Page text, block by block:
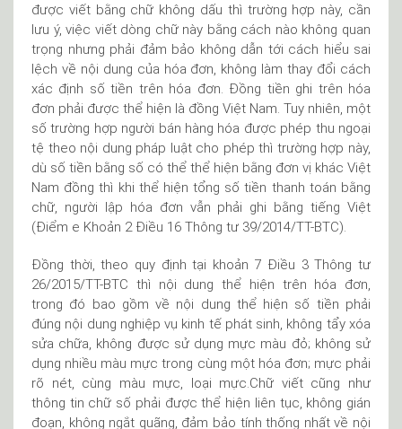
được viết bằng chữ không dấu thì trường hợp này, cần
lưu ý, việc viết dòng chữ này bằng cách nào không quan
trọng nhưng phải đảm bảo không dẫn tới cách hiểu sai
lệch về nội dung của hóa đơn, không làm thay đổi cách
xác định số tiền trên hóa đơn. Đồng tiền ghi trên hóa
đơn phải được thể hiện là đồng Việt Nam. Tuy nhiên, một
số trường hợp người bán hàng hóa được phép thu ngoại
tệ theo nội dung pháp luật cho phép thì trường hợp này,
dù số tiền bằng số có thể thể hiện bằng đơn vị khác Việt
Nam đồng thì khi thể hiện tổng số tiền thanh toán bằng
chữ, người lập hóa đơn vẫn phải ghi bằng tiếng Việt
(Điểm e Khoản 2 Điều 16 Thông tư 39/2014/TT-BTC).
Đồng thời, theo quy định tại khoản 7 Điều 3 Thông tư
26/2015/TT-BTC thì nội dung thể hiện trên hóa đơn,
trong đó bao gồm về nội dung thể hiện số tiền phải
đúng nội dung nghiệp vụ kinh tế phát sinh, không tẩy xóa
sửa chữa, không được sử dụng mực màu đỏ; không sử
dụng nhiều màu mực trong cùng một hóa đơn; mực phải
rõ nét, cùng màu mực, loại mực.Chữ viết cũng như
thông tin chữ số phải được thể hiện liên tục, không gián
đoạn, không ngắt quãng, đảm bảo tính thống nhất về nội